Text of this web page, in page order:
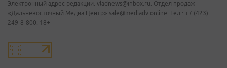
Электронный адрес редакции: vladnews@inbox.ru. Отдел продаж
«Дальневосточный Медиа Центр» sale@mediadv.online. Тел.: +7 (423)
249-8-800. 18+